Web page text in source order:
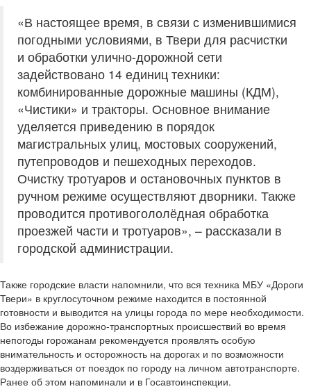
«В настоящее время, в связи с изменившимися
погодными условиями, в Твери для расчистки
и обработки улично-дорожной сети
задействовано 14 единиц техники:
комбинированные дорожные машины (КДМ),
«Чистики» и тракторы. Основное внимание
уделяется приведению в порядок
магистральных улиц, мостовых сооружений,
путепроводов и пешеходных переходов.
Очистку тротуаров и остановочных пунктов в
ручном режиме осуществляют дворники. Также
проводится противогололёдная обработка
проезжей части и тротуаров», – рассказали в
городской администрации.
Также городские власти напомнили, что вся техника МБУ «Дороги
Твери» в круглосуточном режиме находится в постоянной
готовности и выводится на улицы города по мере необходимости.
Во избежание дорожно-транспортных происшествий во время
непогоды горожанам рекомендуется проявлять особую
внимательность и осторожность на дорогах и по возможности
воздерживаться от поездок по городу на личном автотранспорте.
Ранее об этом напоминали и в Госавтоинспекции.